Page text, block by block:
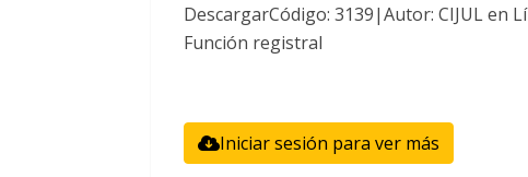
DescargarCódigo: 3139|Autor: CIJUL en
Función registral
Iniciar sesión para ver más